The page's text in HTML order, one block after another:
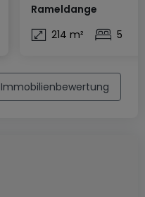
Rameldange
214 m²
5
Immobilienbewertung